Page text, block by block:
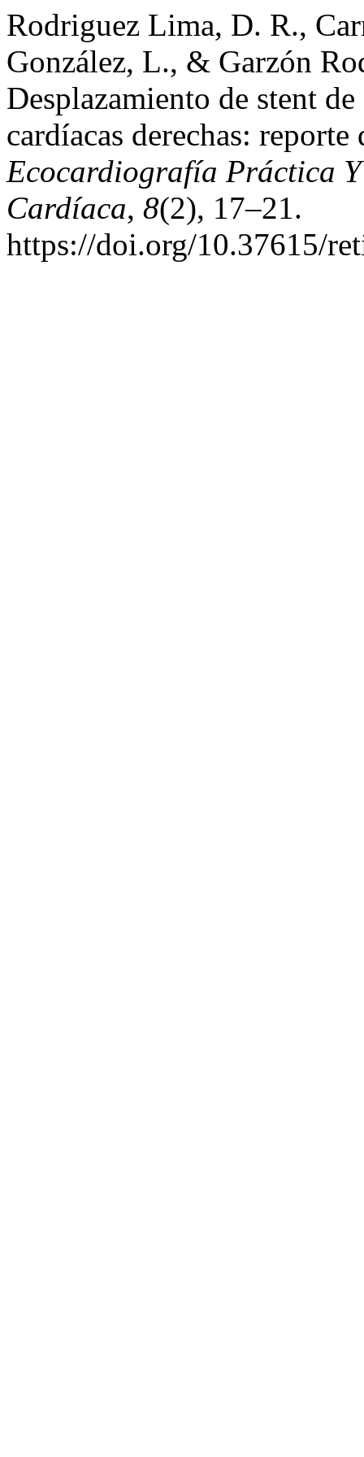
Rodriguez Lima, D. R.,
González, L., & Garzón
Desplazamiento de stent
cardíacas derechas: reporte
Ecocardiografía Práctica
Cardíaca, 8(2), 17–21.
https://doi.org/10.37615/